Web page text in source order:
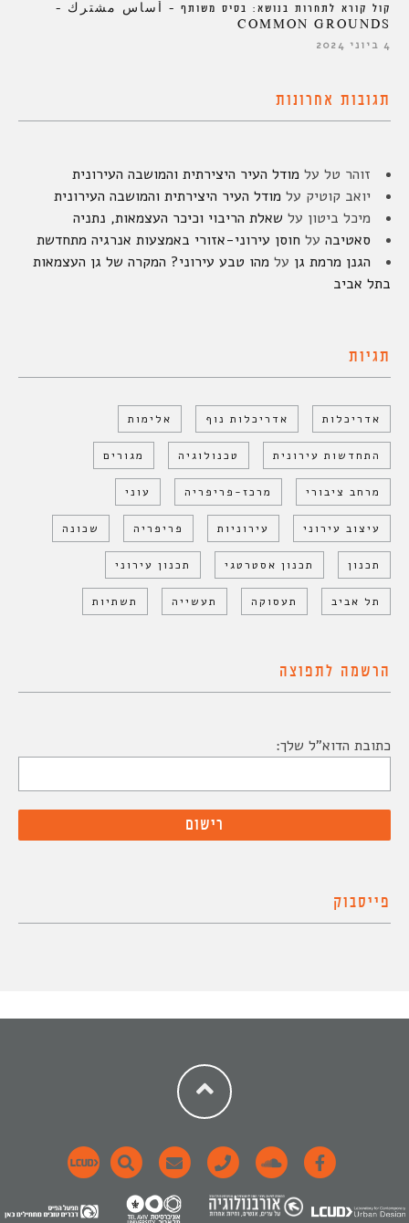
קול קורא לתחרות בנושא: בסיס משותף – أساس مشترك –
COMMON GROUNDS
4 ביוני 2024
תגובות אחרונות
זוהר טל על מודל העיר היצירתית והמושבה העירונית
יואב קוטיק על מודל העיר היצירתית והמושבה העירונית
מיכל ביטון על שאלת הריבוי וכיכר העצמאות, נתניה
סאטיבה על חוסן עירוני-אזורי באמצעות אנרגיה מתחדשת
הגנן מרמת גן על מהו טבע עירוני? המקרה של גן העצמאות
בתל אביב
תגיות
אדריכלות אדריכלות נוף אלימות
התחדשות עירונית טכנולוגיה מגורים
מרחב ציבורי מרכז-פריפריה עוני
עיצוב עירוני עירוניות פריפריה שכונה
תכנון תכנון אסטרטגי תכנון עירוני
תל אביב תעסוקה תעשייה תשתיות
הרשמה לתפוצה
כתובת הדוא"ל שלך:
פייסבוק